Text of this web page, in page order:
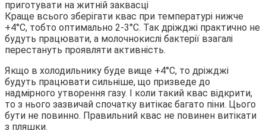
Краще всього зберігати квас при температурі нижче
+4°С, тобто оптимально 2-3°С. Так дріжджі практично не
будуть працювати, а молочнокислі бактерії взагалі
перестануть проявляти активність.
Якщо в холодильнику буде вище +4°С, то дріжджі
будуть працювати сильніше, що призведе до
надмірного утворення газу. І коли такий квас відкрити,
то з нього зазвичай спочатку витікає багато піни. Цього
бути не повинно. Правильний квас не повинен витікати
з пляшки.